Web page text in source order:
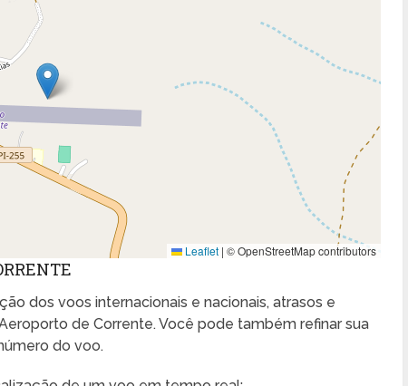
Leaflet | © OpenStreetMap contributors
dos voos internacionais e nacionais, atrasos e
de Corrente. Você pode também refinar sua
do voo.